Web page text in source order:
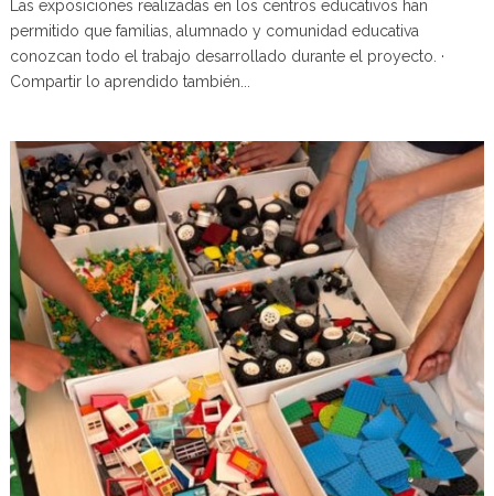
Las exposiciones realizadas en los centros educativos han
permitido que familias, alumnado y comunidad educativa
conozcan todo el trabajo desarrollado durante el proyecto. ·
Compartir lo aprendido también...